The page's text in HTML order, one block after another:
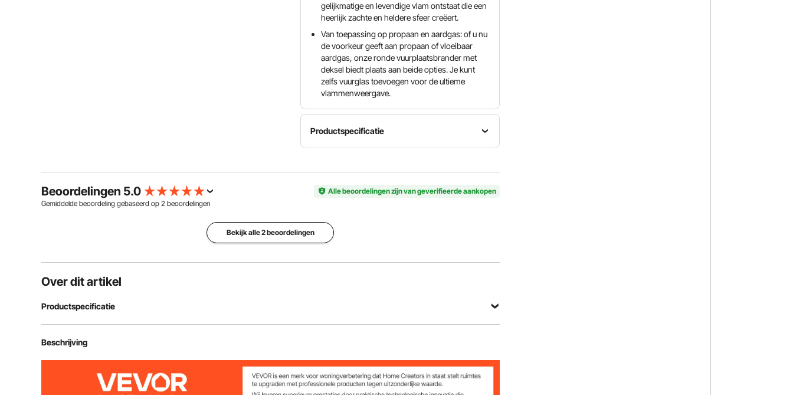
gelijkmatige en levendige vlam ontstaat die een
heerlijk zachte en heldere sfeer creëert.
Van toepassing op propaan en aardgas: of u nu
de voorkeur geeft aan propaan of vloeibaar
aardgas, onze ronde vuurplaatsbrander met
deksel biedt plaats aan beide opties. Je kunt
zelfs vuurglas toevoegen voor de ultieme
vlammenweergave.
Productspecificatie
SUS304, 1
Panlichaam
SUS201, 1
mm dikte
Beoordelingen 5.0
Alle beoordelingen zijn van geverifieerde aankopen
Gemiddelde beoordeling gebaseerd op 2 beoordelingen
Bekijk alle 2 beoordelingen
Over dit artikel
Productspecificatie
Artikelmodelnummer
Beschrijving